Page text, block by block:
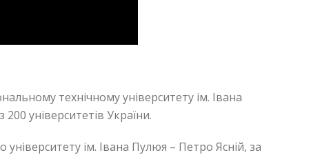
технічному університету ім. Івана
університетів України.
ім. Івана Пулюя – Петро Ясній, за